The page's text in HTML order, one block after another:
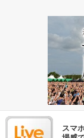
スマ